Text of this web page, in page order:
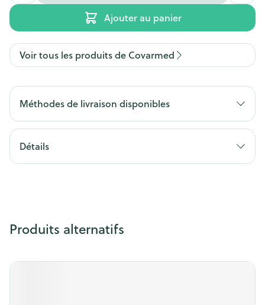
Ajouter au panier
Voir tous les produits de Covarmed
Méthodes de livraison disponibles
Détails
Produits alternatifs